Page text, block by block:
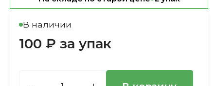
В наличии
100 ₽ за упак